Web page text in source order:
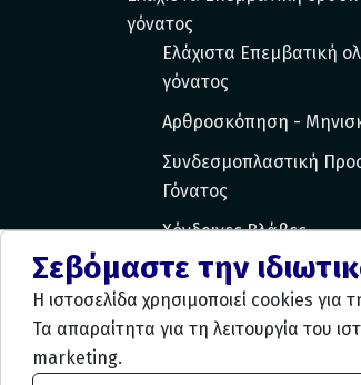
γόνατος
Ελάχιστα Επεμβατική
γόνατος
Αρθροσκόπηση -
Συνδεσμοπλαστική
Γόνατος
Χόνδρινες Βλάβες
Σεβόμαστε την
Η ιστοσελίδα χρησιμοποιεί cookies
Τα απαραίτητα για τη λειτουργία του
marketing.